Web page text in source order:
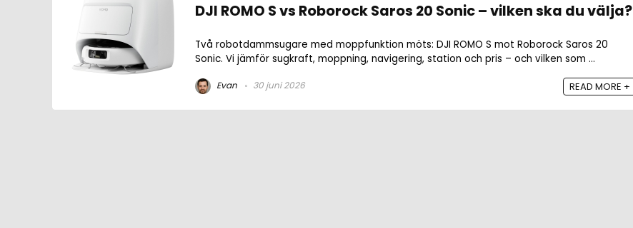
DJI ROMO S vs Roborock Saros 20 Sonic – vilken ska du välja?
Två robotdammsugare med moppfunktion möts: DJI ROMO S mot Roborock Saros 20
Sonic. Vi jämför sugkraft, moppning, navigering, station och pris – och vilken som ...
Evan 30 juni 2026 READ MORE +